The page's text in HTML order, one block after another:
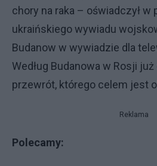
chory na raka – oświadczył w
ukraińskiego wywiadu
Budanow w wywiadzie dla
Według Budanowa w Rosji
przewrót, którego celem jest
Reklama
Polecamy: